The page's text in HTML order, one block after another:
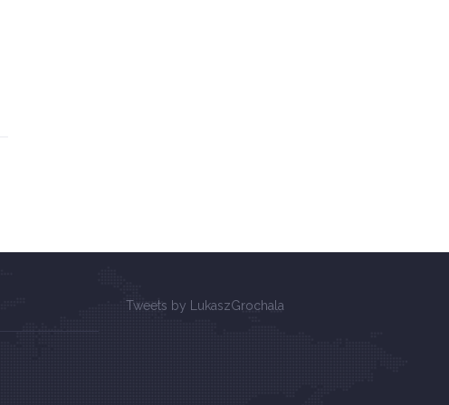
Tweets by LukaszGrochala